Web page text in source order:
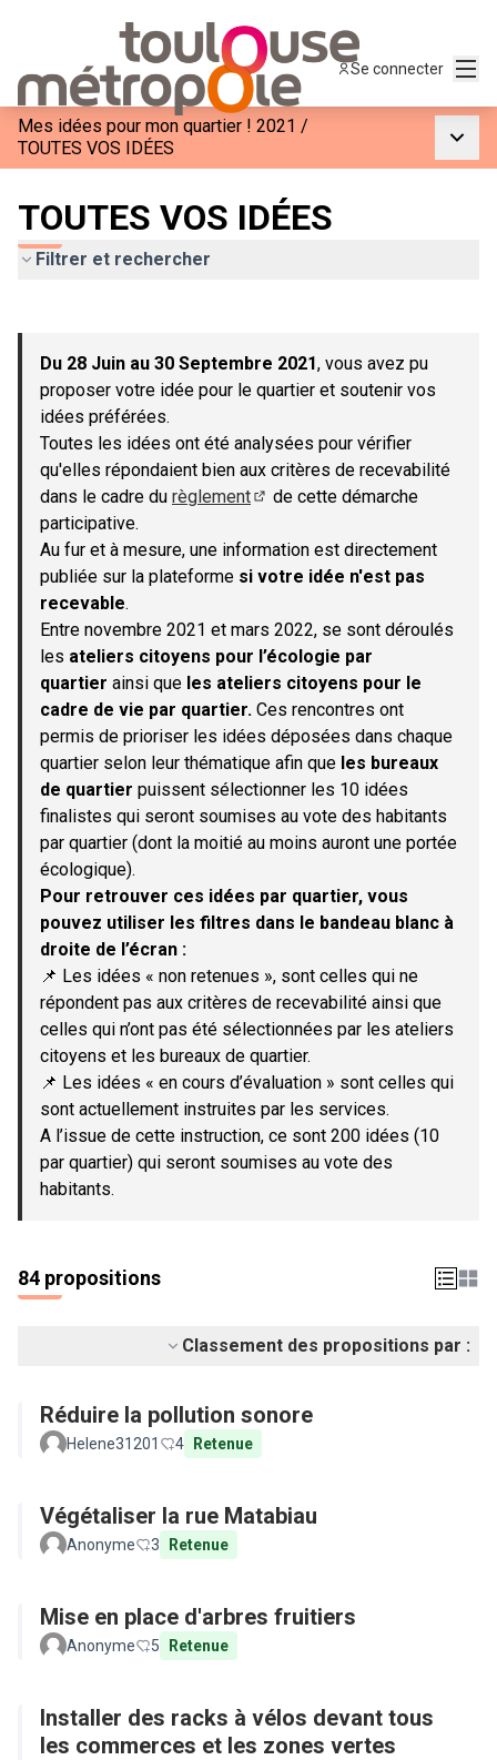
Se connecter
Mes idées pour mon quartier ! 2021 /
TOUTES VOS IDÉES
TOUTES VOS IDÉES
Filtrer et rechercher
−
Du 28 Juin au 30 Septembre 2021, vous avez pu
proposer votre idée pour le quartier et soutenir vos
idées préférées.
Toutes les idées ont été analysées pour vérifier
qu'elles répondaient bien aux critères de recevabilité
dans le cadre du règlement
de cette démarche
participative.
Au fur et à mesure, une information est directement
publiée sur la plateforme si votre idée n'est pas
recevable.
Entre novembre 2021 et mars 2022, se sont déroulés
les ateliers citoyens pour l’écologie par
quartier ainsi que les ateliers citoyens pour le
cadre de vie par quartier. Ces rencontres ont
permis de prioriser les idées déposées dans chaque
quartier selon leur thématique afin que les bureaux
de quartier puissent sélectionner les 10 idées
finalistes qui seront soumises au vote des habitants
par quartier (dont la moitié au moins auront une portée
écologique).
Pour retrouver ces idées par quartier, vous
pouvez utiliser les filtres dans le bandeau blanc à
droite de l’écran :
📌 Les idées « non retenues », sont celles qui ne
répondent pas aux critères de recevabilité ainsi que
celles qui n’ont pas été sélectionnées par les ateliers
citoyens et les bureaux de quartier.
📌 Les idées « en cours d’évaluation » sont celles qui
sont actuellement instruites par les services.
A l’issue de cette instruction, ce sont 200 idées (10
par quartier) qui seront soumises au vote des
habitants.
84 propositions
Classement des propositions par :
Réduire la pollution sonore
Helene31201 4 Retenue
Végétaliser la rue Matabiau
Anonyme 3 Retenue
Mise en place d'arbres fruitiers
Anonyme 5 Retenue
Installer des racks à vélos devant tous
les commerces et les zones vertes